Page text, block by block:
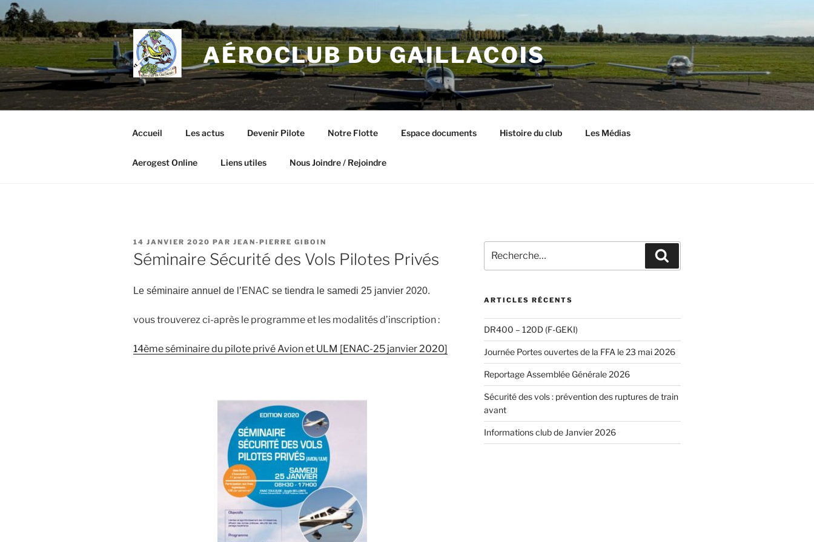
Aller
au
contenu
principal
AÉROCLUB DU GAILLACOIS
Accueil Les actus Devenir Pilote Notre Flotte Espace documents Histoire du club Les Médias
Aerogest Online Liens utiles Nous Joindre / Rejoindre
PUBLIÉ
LE
14 JANVIER 2020 PAR JEAN-PIERRE GIBOIN
Séminaire Sécurité des Vols Pilotes Privés
Le séminaire annuel de l’ENAC se tiendra le samedi 25 janvier 2020.
vous trouverez ci-après le programme et les modalités d’inscription :
14ème séminaire du pilote privé Avion et ULM [ENAC-25 janvier 2020]
pour
:
ARTICLES RÉCENTS
DR400 – 120D (F-GEKI)
Journée Portes ouvertes de la FFA le 23 mai 2026
Reportage Assemblée Générale 2026
Sécurité des vols : prévention des ruptures de train
avant
Informations club de Janvier 2026